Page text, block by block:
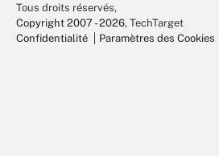
Tous droits réservés,
Copyright 2007 - 2026, TechTarget
Confidentialité
Paramètres des Cookies